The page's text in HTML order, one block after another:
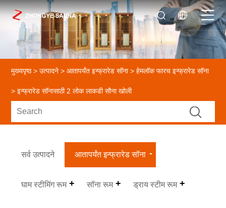
मुख्यपृष्ठ > उत्पादने >आतापर्यंत इन्फ्रारेड सॉना>हेमलॉक फारच इन्फ्रारेड सॉना
> इन्फ्रारेड सॉनासाठी 2 लोक लाकडी सौना खोली
सर्व उत्पादने आतापर्यंत इन्फ्रारेड सॉना
घाम स्टीमिंग रूम सॉना रूम ड्राय स्टीम रूम